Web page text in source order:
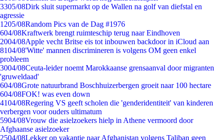
3305/08Dirk sluit supermarkt op de Wallen na golf van diefstal en
agressie
1205/08Random Pics van de Dag #1976
604/08Kraftwerk brengt ruimteschip terug naar Eindhoven
2004/08Apple vecht Britse eis tot inbouwen backdoor in iCloud aan
8104/08'Witte' mannen discrimineren is volgens OM geen enkel
probleem
3004/08Ceuta-leider noemt Marokkaanse grensaanval door migranten
'gruweldaad'
604/08Grote natuurbrand Boschhuizerbergen groeit naar 100 hectare
604/08FOK! was even down
4104/08Regering VS geeft scholen die 'genderidentiteit' van kinderen
verbergen voor ouders ultimatum
5904/08Vrouw die asielzoekers hielp in Athene vermoord door
Afghaanse asielzoeker
2504/08Lekker op vakantie naar Afghanistan volgens Taliban geen